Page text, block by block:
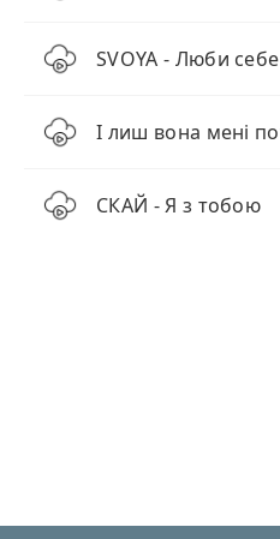
SVOYA - Люби себе
СКАЙ - Я з тобою